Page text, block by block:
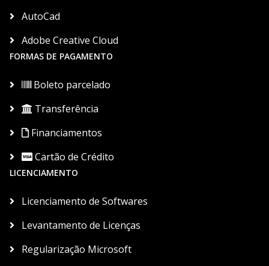
AutoCad
Adobe Creative Cloud
FORMAS DE PAGAMENTO
Boleto parcelado
Transferência
Financiamentos
Cartão de Crédito
LICENCIAMENTO
Licenciamento de Softwares
Levantamento de Licenças
Regularização Microsoft